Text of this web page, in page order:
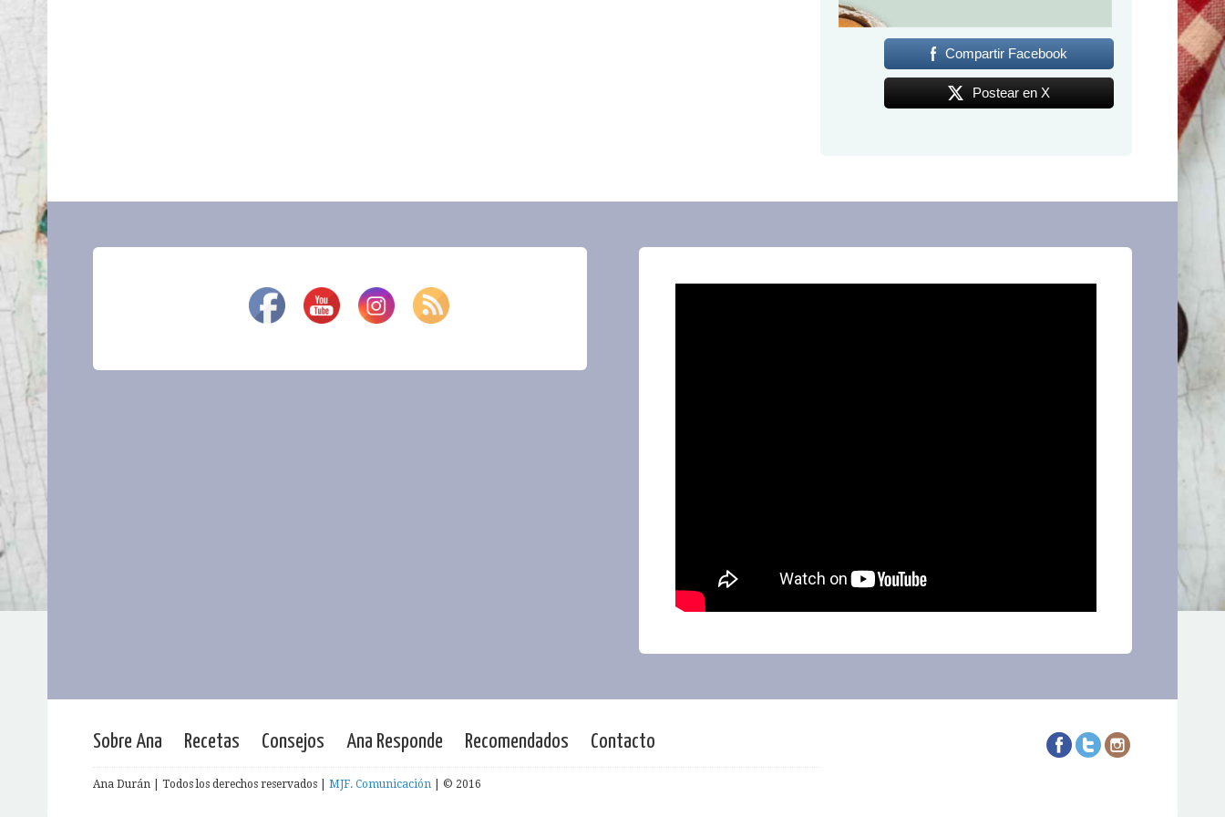
Compartir Facebook
Postear en X
Sobre Ana Recetas Consejos Ana Responde Recomendados Contacto
Ana Durán | Todos los derechos reservados | MJF. Comunicación | © 2016